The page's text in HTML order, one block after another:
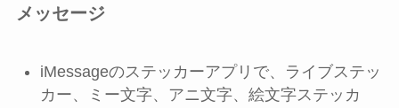
メッセージ
iMessageのステッカーアプリで、ライブステッ
カー、ミー文字、アニ文字、絵文字ステッカ